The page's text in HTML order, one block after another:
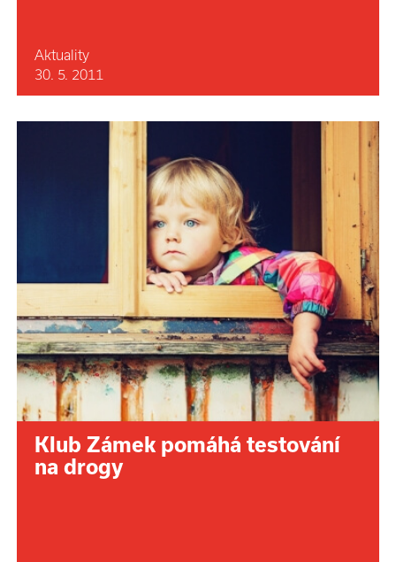
Aktuality
30. 5. 2011
Klub Zámek pomáhá testování
na drogy